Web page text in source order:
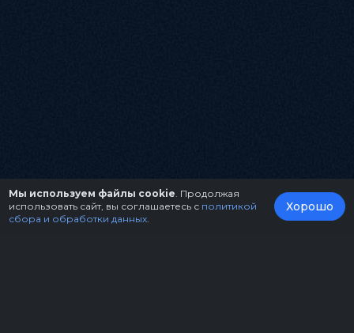
Мы используем файлы cookie . Продолжая
использовать сайт, вы соглашаетесь с политикой
сбора и обработки данных
Хорошо